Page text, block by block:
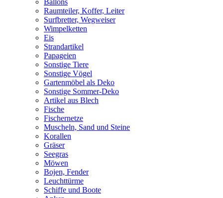
Raumteiler, Koffer, Leiter
Surfbretter, Wegweiser
Wimpelketten
Eis
Strandartikel
Papageien
Sonstige Tiere
Sonstige Vögel
Gartenmöbel als Deko
Sonstige Sommer-Deko
Artikel aus Blech
Fische
Fischernetze
Muscheln, Sand und Steine
Korallen
Gräser
Seegras
Möwen
Bojen, Fender
Leuchttürme
Schiffe und Boote